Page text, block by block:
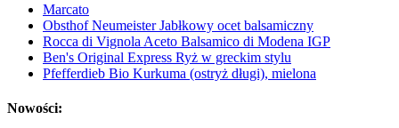
Marcato
Obsthof Neumeister Jabłkowy ocet balsamiczny
Rocca di Vignola Aceto Balsamico di Modena IGP
Ben's Original Express Ryż w greckim stylu
Pfefferdieb Bio Kurkuma (ostryż długi), mielona
Nowości: